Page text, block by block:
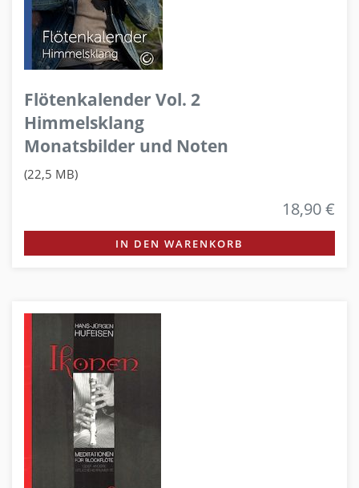
Flötenkalender Vol. 2
Himmelsklang
Monatsbilder und Noten
(22,5 MB)
18,90 €
IN DEN WARENKORB